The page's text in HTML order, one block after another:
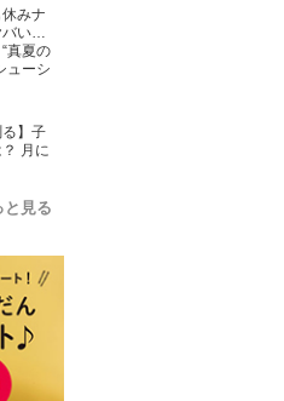
みナ
バい…
真夏の
ューシ
る】子
月に
と見る